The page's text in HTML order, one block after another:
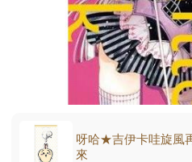
呀哈★吉伊卡哇旋風
來